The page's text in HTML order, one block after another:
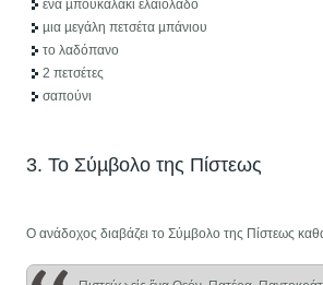
ένα µπουκαλάκι ελαιόλαδο
µια µεγάλη πετσέτα µπάνιου
το λαδόπανο
2 πετσέτες
σαπούνι
3. Το Σύµβολο της Πίστεως
Ο ανάδοχος διαβάζει το Σύµβολο της Πίστεως